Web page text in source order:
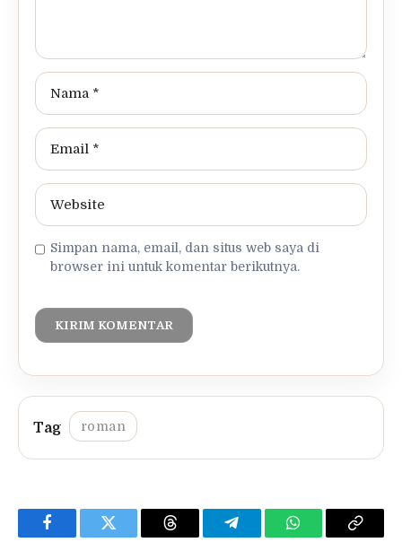
Simpan nama, email, dan situs web saya di
browser ini untuk komentar berikutnya.
roman
FacebookTwitter Threads TelegramWhatsAppCopy